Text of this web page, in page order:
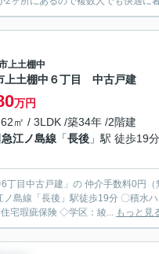
上土棚中
上土棚中６丁目 中古戸建
万円
㎡ / 3LDK /築34年 /2階建
江ノ島線 「長後 」駅 徒歩19分
目中古戸建」の 仲介手数料0円
室洋室3LDK・駐車2台可・安心R住宅・既存住宅瑕疵保険 ◇学区：綾... もっと見